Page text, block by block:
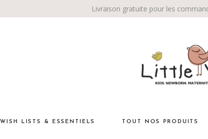
Livraison gratuite pour les
WISH LISTS & ESSENTIELS TOUT NOS PRODUITS